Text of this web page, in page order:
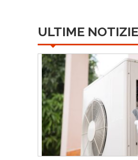
ULTIME NOTIZIE